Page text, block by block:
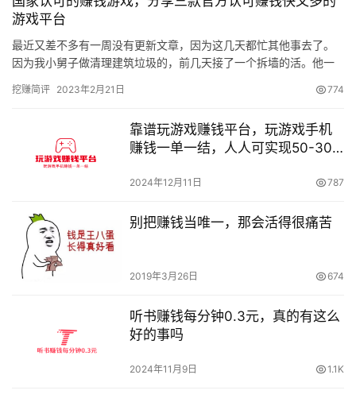
游戏平台
最近又差不多有一周没有更新文章，因为这几天都忙其他事去了。
因为我小舅子做清理建筑垃圾的，前几天接了一个拆墙的活。他一
了…
挖赚简评 2023年2月21日 774
靠谱玩游戏赚钱平台，玩游戏手机
赚钱一单一结，人人可实现50-300
2024年12月11日 787
别把赚钱当唯一，那会活得很痛苦
2019年3月26日 674
听书赚钱每分钟0.3元，真的有这么
好的事吗
2024年11月9日 1.1K